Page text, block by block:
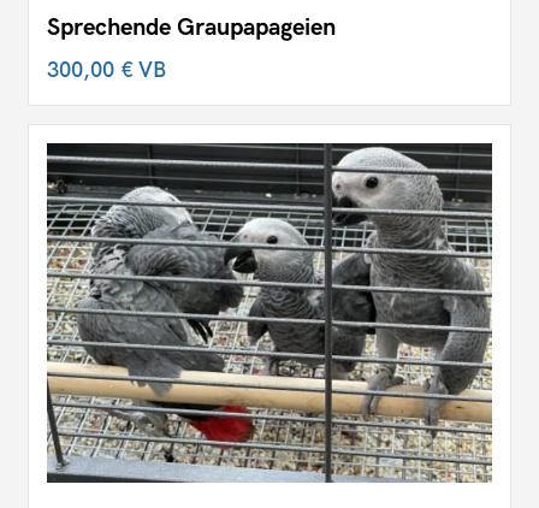
Sprechende Graupapageien
300,00 €VB